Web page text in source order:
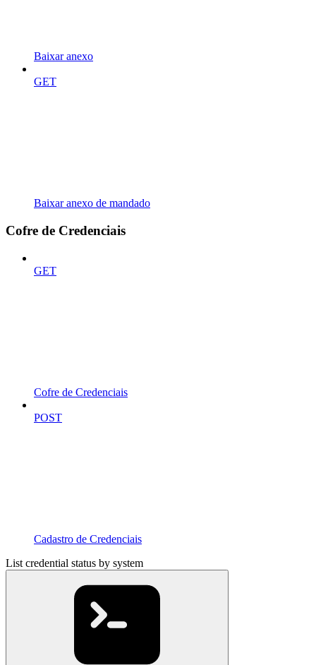
Baixar anexo
GET
Baixar anexo de mandado
Cofre de Credenciais
GET
Cofre de Credenciais
POST
Cadastro de Credenciais
List credential status by system